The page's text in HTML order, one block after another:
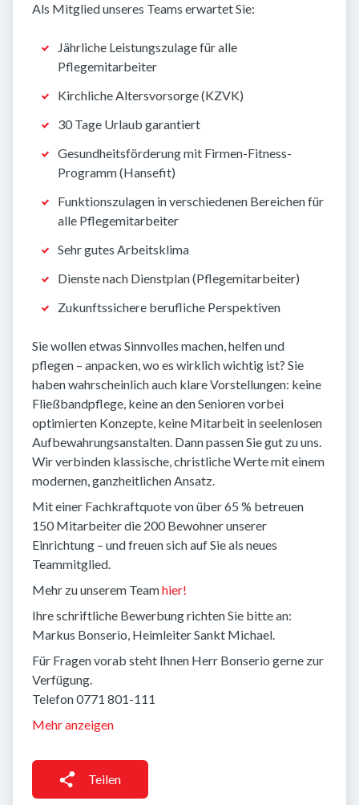
Als Mitglied unseres Teams erwartet Sie:
Jährliche Leistungszulage für alle
Pflegemitarbeiter
Kirchliche Altersvorsorge (KZVK)
30 Tage Urlaub garantiert
Gesundheitsförderung mit Firmen-Fitness-
Programm (Hansefit)
Funktionszulagen in verschiedenen Bereichen für
alle Pflegemitarbeiter
Sehr gutes Arbeitsklima
Dienste nach Dienstplan (Pflegemitarbeiter)
Zukunftssichere berufliche Perspektiven
Sie wollen etwas Sinnvolles machen, helfen und
pflegen – anpacken, wo es wirklich wichtig ist? Sie
haben wahrscheinlich auch klare Vorstellungen: keine
Fließbandpflege, keine an den Senioren vorbei
optimierten Konzepte, keine Mitarbeit in seelenlosen
Aufbewahrungsanstalten. Dann passen Sie gut zu uns.
Wir verbinden klassische, christliche Werte mit einem
modernen, ganzheitlichen Ansatz.
Mit einer Fachkraftquote von über 65 % betreuen
150 Mitarbeiter die 200 Bewohner unserer
Einrichtung – und freuen sich auf Sie als neues
Teammitglied.
Mehr zu unserem Teamhier!
Ihre schriftliche Bewerbung richten Sie bitte an:
Markus Bonserio, Heimleiter Sankt Michael.
Für Fragen vorab steht Ihnen Herr Bonserio gerne zur
Verfügung.
Telefon 0771 801-111
Mehr anzeigen
Teilen